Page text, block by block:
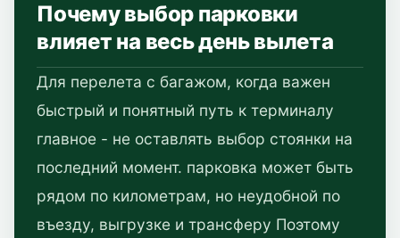
Почему выбор парковки
влияет на весь день вылета
Для перелета с багажом, когда важен
быстрый и понятный путь к терминалу
главное - не оставлять выбор стоянки на
последний момент. парковка может быть
рядом по километрам, но неудобной по
въезду, выгрузке и трансферу Поэтому